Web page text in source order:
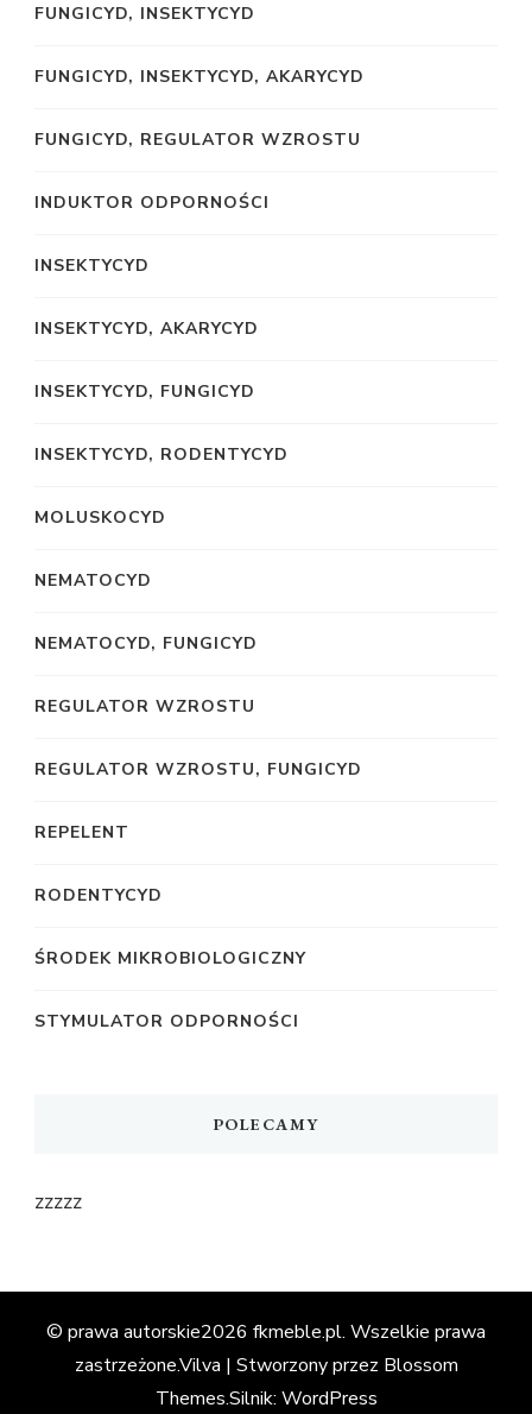
FUNGICYD, INSEKTYCYD
FUNGICYD, INSEKTYCYD, AKARYCYD
FUNGICYD, REGULATOR WZROSTU
INDUKTOR ODPORNOŚCI
INSEKTYCYD
INSEKTYCYD, AKARYCYD
INSEKTYCYD, FUNGICYD
INSEKTYCYD, RODENTYCYD
MOLUSKOCYD
NEMATOCYD
NEMATOCYD, FUNGICYD
REGULATOR WZROSTU
REGULATOR WZROSTU, FUNGICYD
REPELENT
RODENTYCYD
ŚRODEK MIKROBIOLOGICZNY
STYMULATOR ODPORNOŚCI
POLECAMY
zzzzz
© prawa autorskie2026 fkmeble.pl. Wszelkie prawa
zastrzeżone.Vilva | Stworzony przez Blossom
Themes.Silnik: WordPress